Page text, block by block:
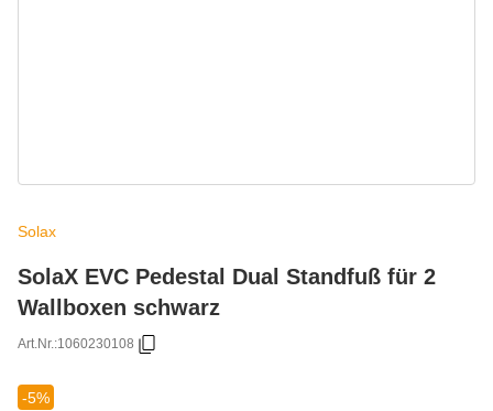
Solax
SolaX EVC Pedestal Dual Standfuß für 2
Wallboxen schwarz
Art.Nr.:1060230108
-5%